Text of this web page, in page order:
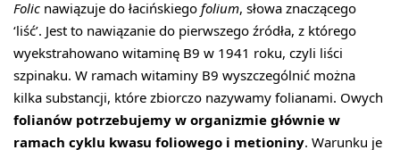
Folic nawiązuje do łacińskiego folium , słowa znaczącego
‘liść’. Jest to nawiązanie do pierwszego źródła, z którego
wyekstrahowano witaminę B9 w 1941 roku, czyli liści
szpinaku. W ramach witaminy B9 wyszczególnić można
kilka substancji, które zbiorczo nazywamy folianami. Owych
folianów potrzebujemy w organizmie głównie w
ramach cyklu kwasu foliowego i metioniny . Warunku je